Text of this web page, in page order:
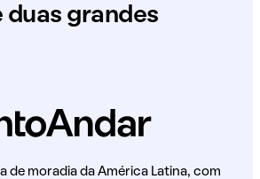
duas grandes
de moradia da América Latina, com